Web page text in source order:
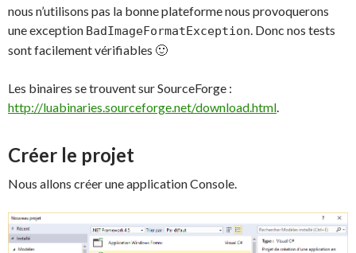
nous n’utilisons pas la bonne plateforme nous provoquerons
une exception BadImageFormatException. Donc nos tests
sont facilement vérifiables 🙂
Les binaires se trouvent sur SourceForge :
http://luabinaries.sourceforge.net/download.html.
Créer le projet
Nous allons créer une application Console.